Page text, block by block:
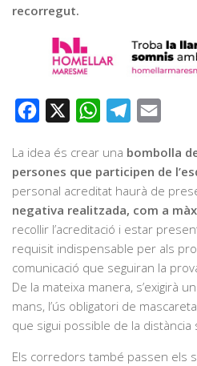
recorregut.
Facebook WhatsAppTelegram
La idea és crear una bombolla
persones que participen de
personal acreditat haurà de
negativa realitzada, com a
recollir l’acreditació i estar
requisit indispensable per als
comunicació que seguiran la
De la mateixa manera, s’exigirà
mans, l’ús obligatori de
que sigui possible de la distància
Els corredors també passen els